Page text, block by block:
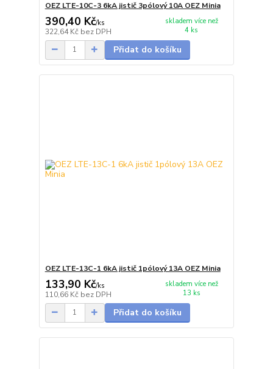
OEZ LTE-10C-3 6kA jistič 3pólový 10A OEZ Minia
390,40 Kč/ks
322,64 Kč bez DPH
skladem více než
4 ks
Přidat do košíku
OEZ LTE-13C-1 6kA jistič 1pólový 13A OEZ Minia
133,90 Kč/ks
110,66 Kč bez DPH
skladem více než
13 ks
Přidat do košíku